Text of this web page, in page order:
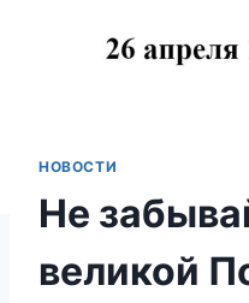
НОВОСТИ
Не
великой